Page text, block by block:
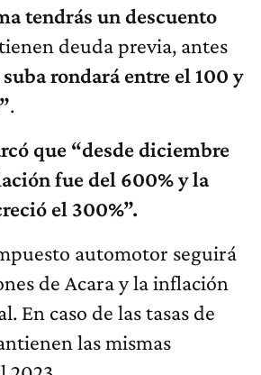
tendrás un descuento
deuda previa, antes
suba rondará entre el 100 y
.
que “desde diciembre
fue del 600% y la
el 300%”.
automotor seguirá
de Acara y la inflación
En caso de las tasas de
las mismas